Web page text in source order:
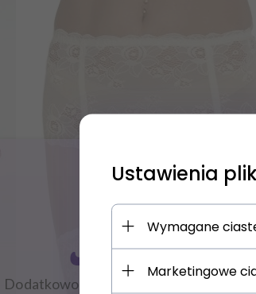
Ustawienia
Wymagane
Marketingowe
Zapisz się NA newsletter i
Dodatkowo zyskujesz: